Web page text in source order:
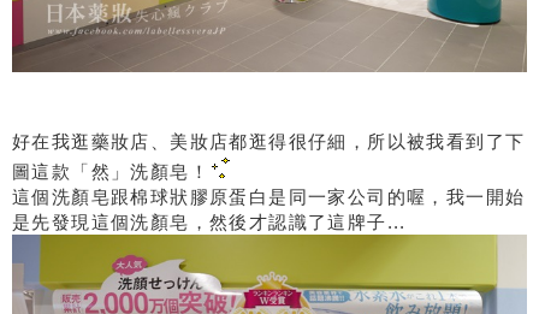
好在我逛藥妝店、美妝店都逛得很仔細，所以被我看到了下
圖這款「然」洗顏皂！
這個洗顏皂跟棉球狀膠原蛋白是同一家公司的喔，我一開始
是先發現這個洗顏皂，然後才認識了這牌子...